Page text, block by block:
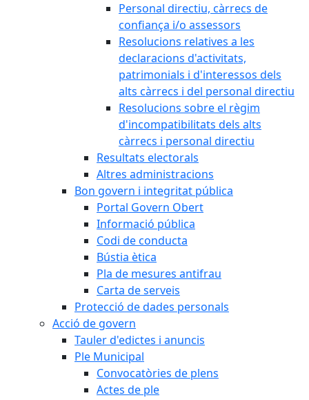
Personal directiu, càrrecs de
confiança i/o assessors
Resolucions relatives a les
declaracions d'activitats,
patrimonials i d'interessos dels
alts càrrecs i del personal directiu
Resolucions sobre el règim
d'incompatibilitats dels alts
càrrecs i personal directiu
Resultats electorals
Altres administracions
Bon govern i integritat pública
Portal Govern Obert
Informació pública
Codi de conducta
Bústia ètica
Pla de mesures antifrau
Carta de serveis
Protecció de dades personals
Acció de govern
Tauler d'edictes i anuncis
Ple Municipal
Convocatòries de plens
Actes de ple